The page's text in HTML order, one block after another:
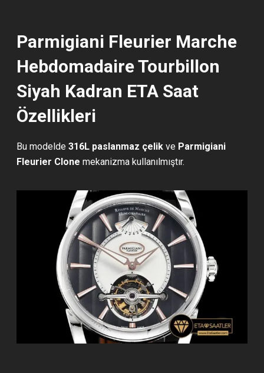
Parmigiani Fleurier Marche
Hebdomadaire Tourbillon
Siyah Kadran ETA Saat
Özellikleri
Bu modelde316L paslanmaz çelikve Parmigiani
Fleurier Clone mekanizma kullanılmıştır.